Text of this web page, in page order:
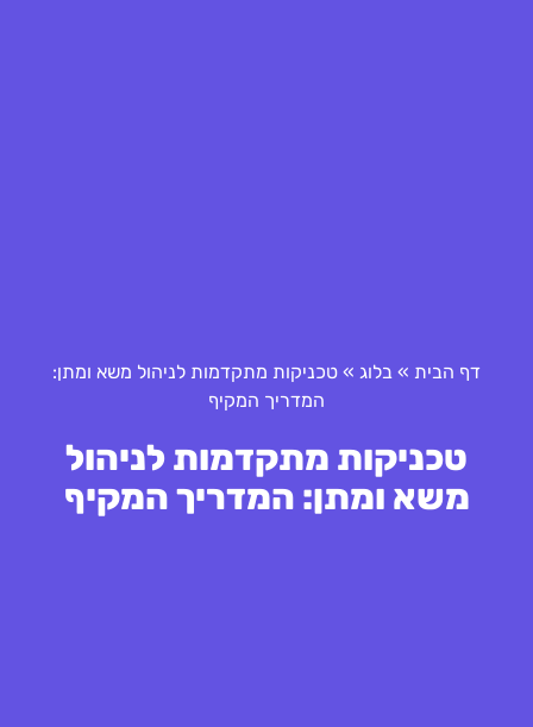
דף הבית » בלוג » טכניקות מתקדמות לניהול משא ומתן:
המדריך המקיף
טכניקות מתקדמות לניהול
משא ומתן: המדריך המקיף